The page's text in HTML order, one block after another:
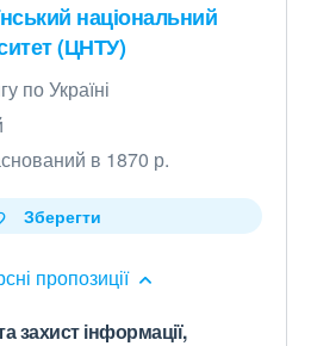
національний
(ЦНТУ)
по Україні
в 1870 р.
пропозиції
Зберегти
захист інформації,